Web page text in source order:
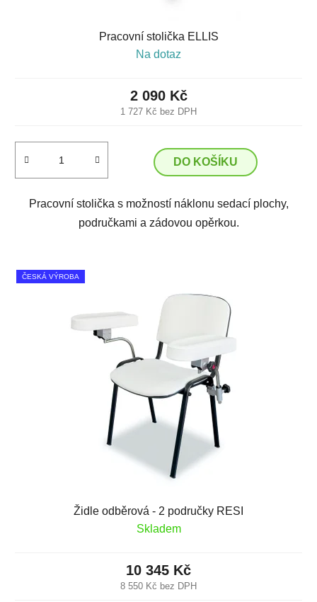
Pracovní stolička ELLIS
Na dotaz
1 727 Kč bez DPH
2 090 Kč
DO KOŠÍKU
Pracovní stolička s možností náklonu sedací plochy,
područkami a zádovou opěrkou.
ČESKÁ VÝROBA
Židle odběrová - 2 područky RESI
Skladem
8 550 Kč bez DPH
10 345 Kč